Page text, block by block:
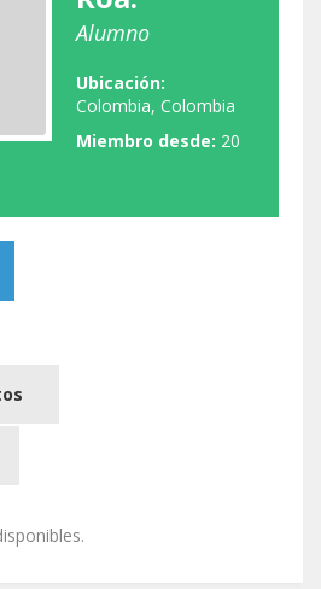
Alumno
Ubicación:
Colombia, Colombia
Miembro desde: 20